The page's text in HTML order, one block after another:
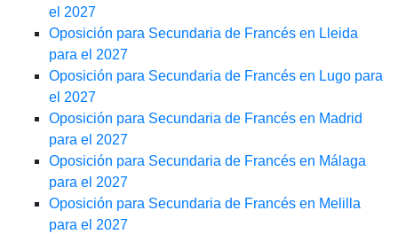
el 2027
Oposición para Secundaria de Francés en Lleida
para el 2027
Oposición para Secundaria de Francés en Lugo para
el 2027
Oposición para Secundaria de Francés en Madrid
para el 2027
Oposición para Secundaria de Francés en Málaga
para el 2027
Oposición para Secundaria de Francés en Melilla
para el 2027